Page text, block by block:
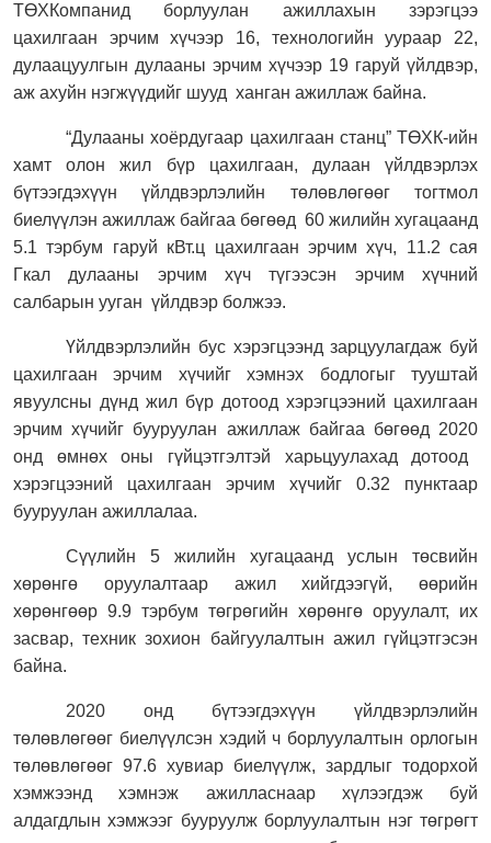
ТӨХКомпанид борлуулан ажиллахын зэрэгцээ
цахилгаан эрчим хүчээр 16, технологийн уураар 22,
дулаацуулгын дулааны эрчим хүчээр 19 гаруй үйлдвэр,
аж ахуйн нэгжүүдийг шууд ханган ажиллаж байна.
“Дулааны хоёрдугаар цахилгаан станц” ТӨХК-ийн
хамт олон жил бүр цахилгаан, дулаан үйлдвэрлэх
бүтээгдэхүүн үйлдвэрлэлийн төлөвлөгөөг тогтмол
биелүүлэн ажиллаж байгаа бөгөөд 60 жилийн хугацаанд
5.1 тэрбум гаруй кВт.ц цахилгаан эрчим хүч, 11.2 сая
Гкал дулааны эрчим хүч түгээсэн эрчим хүчний
салбарын ууган үйлдвэр болжээ.
Үйлдвэрлэлийн бус хэрэгцээнд зарцуулагдаж буй
цахилгаан эрчим хүчийг хэмнэх бодлогыг тууштай
явуулсны дүнд жил бүр дотоод хэрэгцээний цахилгаан
эрчим хүчийг бууруулан ажиллаж байгаа бөгөөд 2020
онд өмнөх оны гүйцэтгэлтэй харьцуулахад дотоод
хэрэгцээний цахилгаан эрчим хүчийг 0.32 пунктаар
бууруулан ажиллалаа.
Сүүлийн 5 жилийн хугацаанд услын төсвийн
хөрөнгө оруулалтаар ажил хийгдээгүй, өөрийн
хөрөнгөөр 9.9 тэрбум төгрөгийн хөрөнгө оруулалт, их
засвар, техник зохион байгуулалтын ажил гүйцэтгэсэн
байна.
2020 онд бүтээгдэхүүн үйлдвэрлэлийн
төлөвлөгөөг биелүүлсэн хэдий ч борлуулалтын орлогын
төлөвлөгөөг 97.6 хувиар биелүүлж, зардлыг тодорхой
хэмжээнд хэмнэж ажилласнаар хүлээгдэж буй
алдагдлын хэмжээг бууруулж борлуулалтын нэг төгрөгт